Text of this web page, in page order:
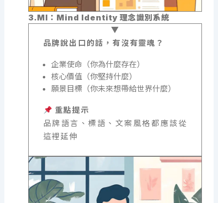
3.MI：Mind Identity 理念識別系統
品牌說出口的話，有沒有靈魂？
企業使命（你為什麼存在）
核心價值（你堅持什麼）
願景目標（你未來想帶給世界什麼）
重點提示
品牌語言、標語、文案風格都應該從
這裡延伸